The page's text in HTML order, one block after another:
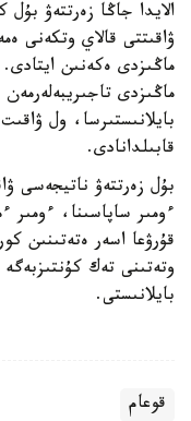
الايدا جاڭا زەرتتەۋ بۇل
ۋاقىتتى قالاي وتكەنى
ماڭىزدى ەكەنىن
ماڭىزدى
بايلانىستىرسا، ول
قابىلدانادى.
بۇل زەرتتەۋ ناتيجەسى
ءومىر ساپاسىنا، ءومىر
قۇرۋعا اسەر ەتەتىنىن
وتەتىنى تەك
بايلانىستى.
قوعام